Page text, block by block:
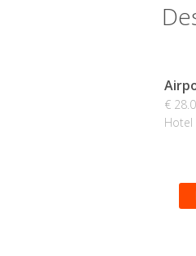
€
Hotel